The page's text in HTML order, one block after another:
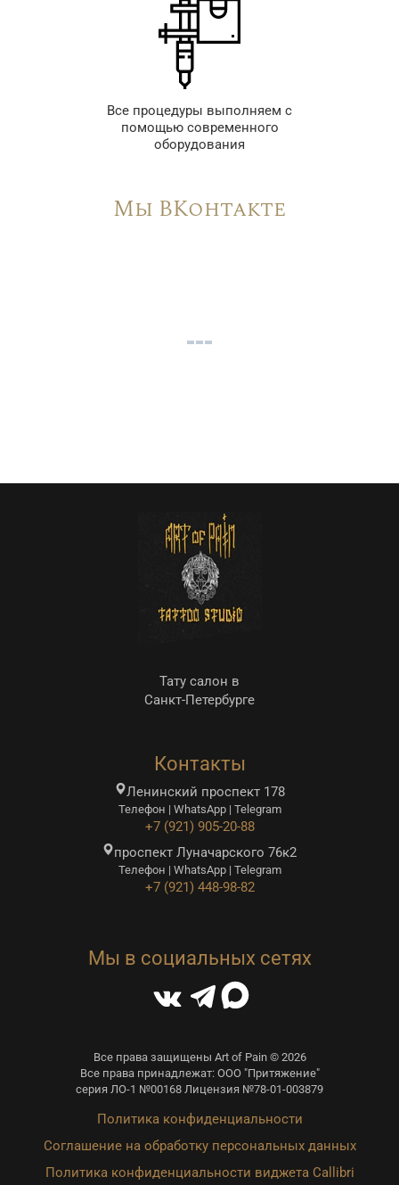
Все процедуры выполняем с
помощью современного
оборудования
Мы ВКонтакте
Тату салон в
Санкт-Петербурге
Контакты
Ленинский проспект 178
Телефон | WhatsApp | Telegram
+7 (921) 905-20-88
проспект Луначарского 76к2
Телефон | WhatsApp | Telegram
+7 (921) 448-98-82
Мы в социальных сетях
Все права защищены Art of Pain © 2026
Все права принадлежат: ООО "Притяжение"
серия ЛО-1 №00168 Лицензия №78-01-003879
Политика конфиденциальности
Соглашение на обработку персональных данных
Политика конфиденциальности виджета Callibri